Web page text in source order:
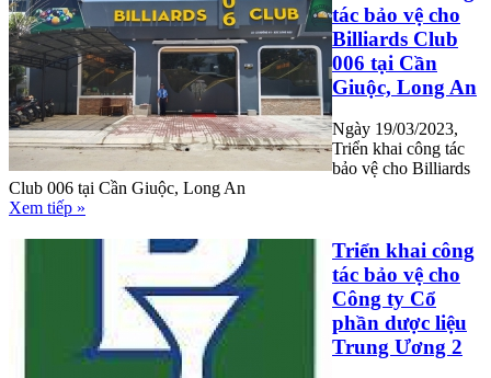
tác bảo vệ cho
Billiards Club
006 tại Cần
Giuộc, Long An
Ngày 19/03/2023,
Triển khai công tác
bảo vệ cho Billiards
Club 006 tại Cần Giuộc, Long An
Xem tiếp »
Triển khai công
tác bảo vệ cho
Công ty Cổ
phần dược liệu
Trung Ương 2